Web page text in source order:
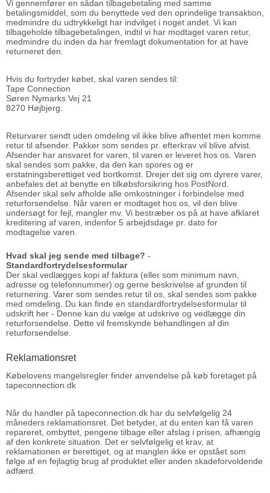
Vi gennemfører en sådan tilbagebetaling med samme
betalingsmiddel, som du benyttede ved den oprindelige transaktion,
medmindre du udtrykkeligt har indvilget i noget andet. Vi kan
tilbageholde tilbagebetalingen, indtil vi har modtaget varen retur,
medmindre du inden da har fremlagt dokumentation for at have
returneret den.
Hvis du fortryder købet, skal varen sendes til:
Tape Connection
Søren Nymarks Vej 21
8270 Højbjerg.
Returvarer sendt uden omdeling vil ikke blive afhentet men komme
retur til afsender. Pakker som sendes pr. efterkrav vil blive afvist.
Afsender har ansvaret for varen, til varen er leveret hos os. Varen
skal sendes som pakke, da den kan spores og er
erstatningsberettiget ved bortkomst. Drejer det sig om dyrere varer,
anbefales det at benytte en tilkøbsforsikring hos PostNord.
Afsender skal selv afholde alle omkostninger i forbindelse med
returforsendelse. Når varen er modtaget hos os, vil den blive
undersøgt for fejl, mangler mv. Vi bestræber os på at have afklaret
kreditering af varen, indenfor 5 arbejdsdage pr. dato for
modtagelse varen.
Hvad skal jeg sende med tilbage? -
Standardfortrydelsesformular
Der skal vedlægges kopi af faktura (eller som minimum navn,
adresse og telefonnummer) og gerne beskrivelse af grunden til
returnering. Varer som sendes retur til os, skal sendes som pakke
med omdeling. Du kan finde en standardfortrydelsesformular til
udskrift her - Denne kan du vælge at udskrive og vedlægge din
returforsendelse. Dette vil fremskynde behandlingen af din
returforsendelse.
Reklamationsret
Købelovens mangelsregler finder anvendelse på køb foretaget på
tapeconnection.dk
Når du handler på tapeconnection.dk har du selvfølgelig 24
måneders reklamationsret. Det betyder, at du enten kan få varen
repareret, ombyttet, pengene tilbage eller afslag i prisen, afhængig
af den konkrete situation. Det er selvfølgelig et krav, at
reklamationen er berettiget, og at manglen ikke er opstået som
følge af en fejlagtig brug af produktet eller anden skadeforvoldende
adfærd.